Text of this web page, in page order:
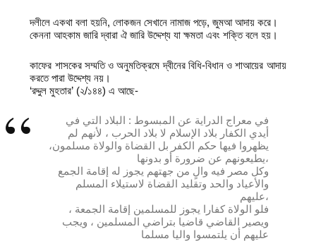
দলীলে একথা বলা হয়নি, লোকজন সেখানে নামাজ পড়ে, জুমআ আদায় করে।
কেননা আহকাম জারি দ্বারা ঐ জারি উদ্দেশ্য যা ক্ষমতা এবং শক্তি বলে হয়।
কাফের শাসকের সম্মতি ও অনুমতিক্রমে দ্বীনের বিধি-বিধান ও শাআয়ের আদায়
করতে পারা উদ্দেশ্য নয়।
‘রদ্দুল মুহতার’ (২/১৪৪) এ আছে-
في معراج الدراية عن المبسوط : البلاد التي في
أيدي الكفار بلاد الإسلام لا بلاد الحرب ، لأنهم لم
يظهروا فيها حكم الكفر بل القضاة والولاة مسلمون،
يطيعونهم عن ضرورة أو بدونها،
وكل مصر فيه والٍ من جهتهم يجوز له إقامة الجمع
والأعياد والحد وتقليد القضاة لاستيلاء المسلم
عليهم،
فلو الولاة كفارا يجوز للمسلمين إقامة الجمعة ،
ويصير القاضي قاضيا بتراضي المسلمين ، ويجب
عليهم أن يلتمسوا واليا مسلما